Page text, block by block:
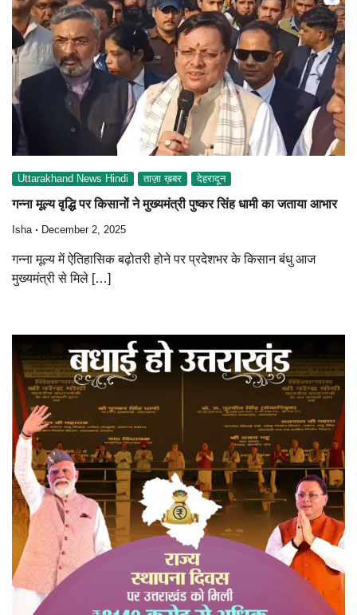
Uttarakhand News Hindi ताज़ा ख़बर देहरादून
गन्ना मूल्य वृद्धि पर किसानों ने मुख्यमंत्री पुष्कर सिंह धामी का जताया आभार
Isha December 2, 2025
गन्ना मूल्य में ऐतिहासिक बढ़ोतरी होने पर प्रदेशभर के किसान बंधु आज
मुख्यमंत्री से मिले […]